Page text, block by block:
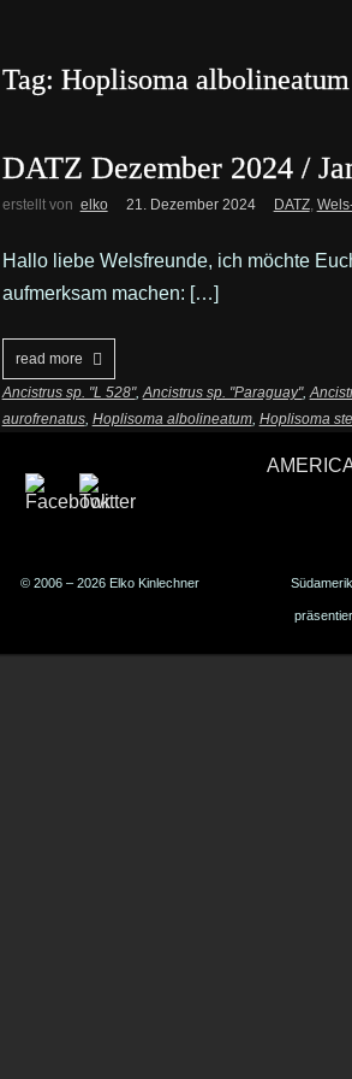
Tag: Hoplisoma albolineatum
DATZ Dezember 2024 /
erstellt von elko 21. Dezember 2024 DATZ,
Hallo liebe Welsfreunde, ich möchte
aufmerksam machen: […]
read more
Ancistrus sp. "L 528",Ancistrus sp. "Paraguay",
aurofrenatus, Hoplisoma albolineatum, Hoplisoma
© 2006 – 2026 Elko Kinlechner